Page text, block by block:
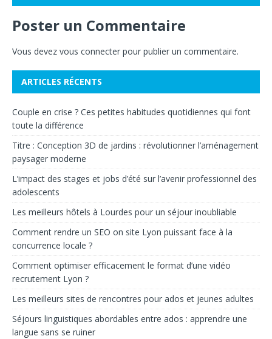
Poster un Commentaire
Vous devez vous connecter pour publier un commentaire.
ARTICLES RÉCENTS
Couple en crise ? Ces petites habitudes quotidiennes qui font
toute la différence
Titre : Conception 3D de jardins : révolutionner l’aménagement
paysager moderne
L’impact des stages et jobs d’été sur l’avenir professionnel des
adolescents
Les meilleurs hôtels à Lourdes pour un séjour inoubliable
Comment rendre un SEO on site Lyon puissant face à la
concurrence locale ?
Comment optimiser efficacement le format d’une vidéo
recrutement Lyon ?
Les meilleurs sites de rencontres pour ados et jeunes adultes
Séjours linguistiques abordables entre ados : apprendre une
langue sans se ruiner